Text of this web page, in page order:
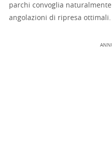
parchi convoglia
angolazioni di ripresa ottimali.